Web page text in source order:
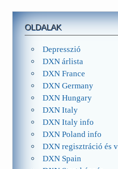
OLDALAK
Depresszió
DXN árlista
DXN France
DXN Germany
DXN Hungary
DXN Italy
DXN Italy info
DXN Poland info
DXN regisztráció és
DXN Spain